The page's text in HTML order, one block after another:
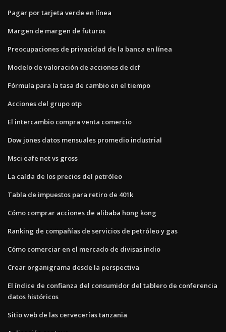
Pagar por tarjeta verde en línea
Margen de margen de futuros
Preocupaciones de privacidad de la banca en línea
Modelo de valoración de acciones de dcf
Fórmula para la tasa de cambio en el tiempo
Acciones del grupo otp
El intercambio compra venta comercio
Dow jones datos mensuales promedio industrial
Msci eafe net vs gross
La caída de los precios del petróleo
Tabla de impuestos para retiro de 401k
Cómo comprar acciones de alibaba hong kong
Ranking de compañías de servicios de petróleo y gas
Cómo comerciar en el mercado de divisas indio
Crear organigrama desde la perspectiva
El índice de confianza del consumidor del tablero de conferencia
datos históricos
Sitio web de las cervecerías tanzania